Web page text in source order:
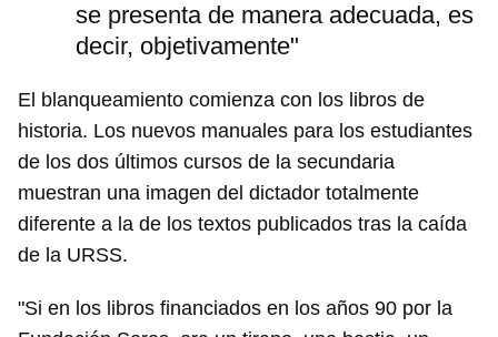
se presenta de manera adecuada, es
decir, objetivamente"
El blanqueamiento comienza con los libros de
historia. Los nuevos manuales para los estudiantes
de los dos últimos cursos de la secundaria
muestran una imagen del dictador totalmente
diferente a la de los textos publicados tras la caída
de la URSS.
"Si en los libros financiados en los años 90 por la